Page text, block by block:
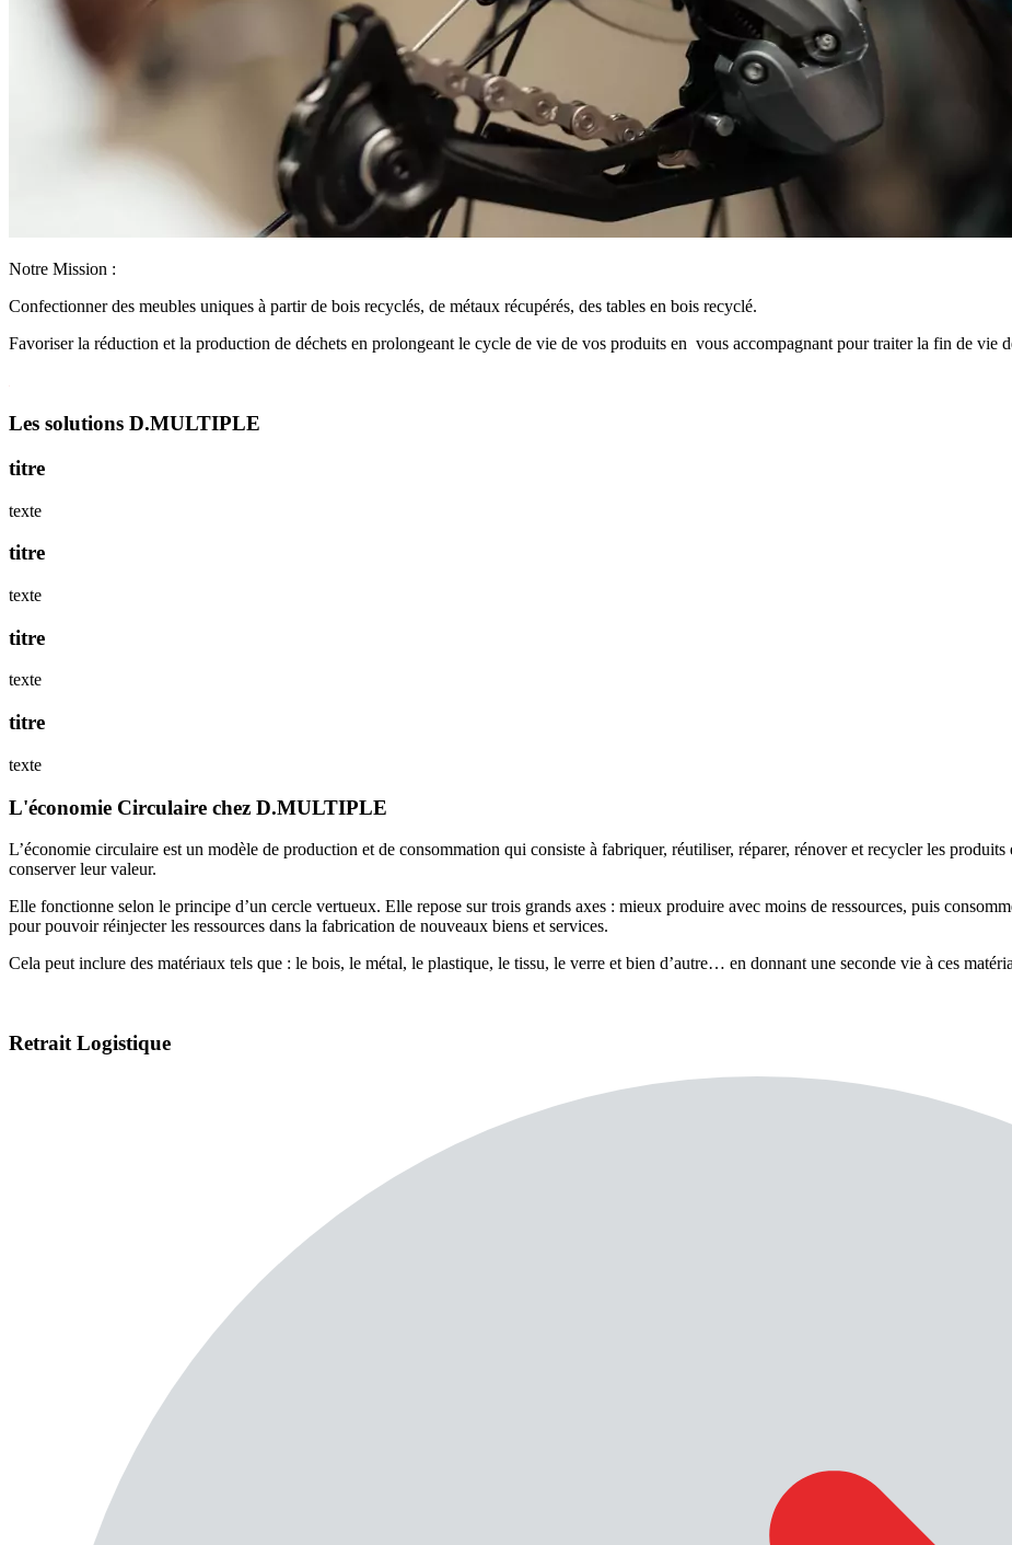
Notre Mission :
Confectionner des meubles uniques à partir de bois recyclés, de métaux récupérés, des tables en bois recyclé.
Favoriser la réduction et la production de déchets en prolongeant le cycle de vie de vos produits en vous accompagnant pour traiter la fin de vie
Les solutions D.MULTIPLE
titre
texte
titre
texte
titre
texte
titre
texte
L'économie Circulaire chez D.MULTIPLE
L’économie circulaire est un modèle de production et de consommation qui consiste à fabriquer, réutiliser, réparer, rénover et recycler les
conserver leur valeur.
Elle fonctionne selon le principe d’un cercle vertueux. Elle repose sur trois grands axes : mieux produire avec moins de ressources, puis
pour pouvoir réinjecter les ressources dans la fabrication de nouveaux biens et services.
Cela peut inclure des matériaux tels que : le bois, le métal, le plastique, le tissu, le verre et bien d’autre… en donnant une seconde vie à ces
Retrait Logistique